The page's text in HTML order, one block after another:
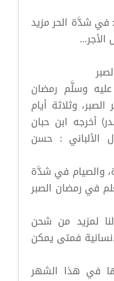
شدَّة الحر مزيد
وسلَّم رمضان
وثلاثة أيام
أخرجه ابن حبان
الألباني : حسن
والصيام في شدَّة
في رمضان الصبر
لمزيد من شحن
فمتى يمكن
في هذا الشهر